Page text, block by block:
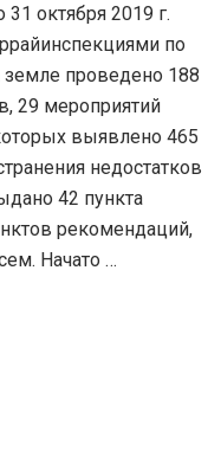
октября 2019 г.
по
проведено 188
29 мероприятий
выявлено 465
недостатков
42 пункта
рекомендаций,
Начато …